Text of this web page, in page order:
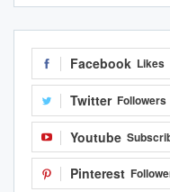
Facebook Likes
Twitter Followers
Youtube
Pinterest